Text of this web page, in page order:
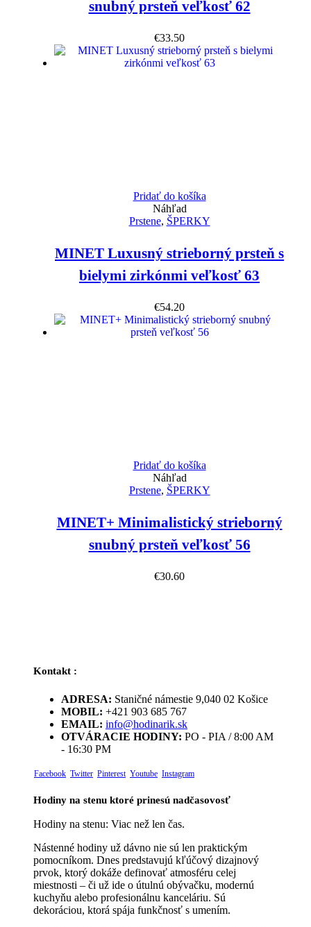
snubný prsteň veľkosť 62
€33.50
Pridať do košíka
Náhľad
Prstene, ŠPERKY
MINET Luxusný strieborný prsteň s
bielymi zirkónmi veľkosť 63
€54.20
Pridať do košíka
Náhľad
Prstene, ŠPERKY
MINET+ Minimalistický strieborný
snubný prsteň veľkosť 56
€30.60
Kontakt :
ADRESA: Staničné námestie 9,040 02 Košice
MOBIL: +421 903 685 767
EMAIL: info@hodinarik.sk
OTVÁRACIE HODINY: PO - PIA / 8:00 AM
- 16:30 PM
Facebook Twitter Pinterest Youtube Instagram
Hodiny na stenu ktoré prinesú nadčasovosť
Hodiny na stenu: Viac než len čas.
Nástenné hodiny už dávno nie sú len praktickým
pomocníkom. Dnes predstavujú kľúčový dizajnový
prvok, ktorý dokáže definovať atmosféru celej
miestnosti – či už ide o útulnú obývačku, modernú
kuchyňu alebo profesionálnu kanceláriu. Sú
dekoráciou, ktorá spája funkčnosť s umením.